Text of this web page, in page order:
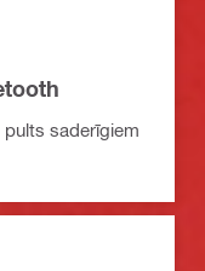
saderīgiem